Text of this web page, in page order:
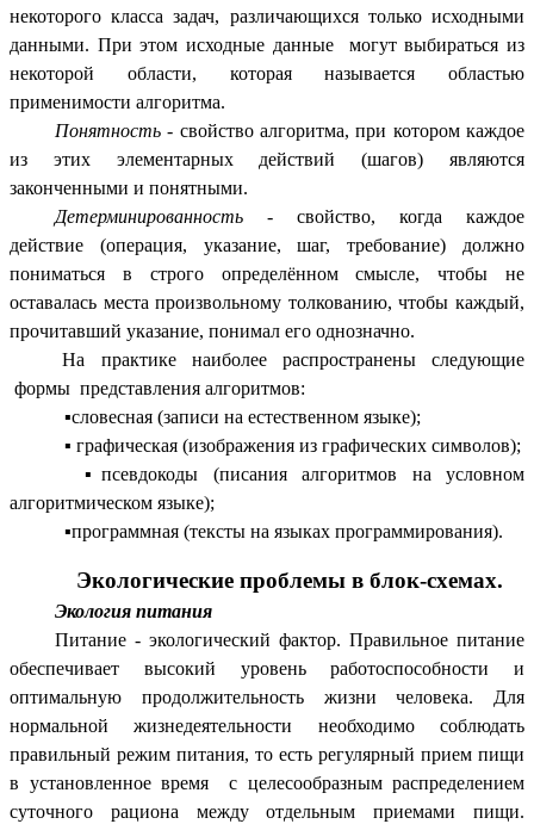
некоторого класса задач, различающихся только исходными
данными. При этом исходные данные могут выбираться из
некоторой области, которая называется областью
применимости алгоритма.
Понятность- свойство алгоритма, при котором каждое
из этих элементарных действий (шагов) являются
законченными и понятными.
Детерминированность- свойство, когда каждое
действие (операция, указание, шаг, требование) должно
пониматься в строго определённом смысле, чтобы не
оставалась места произвольному толкованию, чтобы каждый,
прочитавший указание, понимал его однозначно.
На практике наиболее распространены следующие
формы представления алгоритмов:
▪словесная (записи на естественном языке);
▪ графическая (изображения из графических символов);
▪псевдокоды (писания алгоритмов на условном
алгоритмическом языке);
▪программная (тексты на языках программирования).
Экологические проблемы в блок-схемах.
Экология питания
Питание - экологический фактор. Правильное питание
обеспечивает высокий уровень работоспособности и
оптимальную продолжительность жизни человека. Для
нормальной жизнедеятельности необходимо соблюдать
правильный режим питания, то есть регулярный прием пищи
в установленное время с целесообразным распределением
суточного рациона между отдельным приемами пищи.